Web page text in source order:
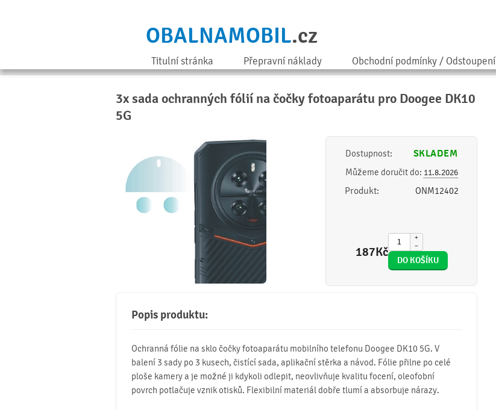
OBALNAMOBIL.cz
Titulní stránka Přepravní náklady Obchodní podmínky / Odstoupení
3x sada ochranných fólií na čočky fotoaparátu pro Doogee DK10
5G
Dostupnost: SKLADEM
Můžeme doručit do: 11.8.2026
Produkt: ONM12402
187Kč
+
−
Popis produktu:
Ochranná fólie na sklo čočky fotoaparátu mobilního telefonu Doogee DK10 5G. V
balení 3 sady po 3 kusech, čistící sada, aplikační stěrka a návod. Fólie přilne po celé
ploše kamery a je možné ji kdykoli odlepit, neovlivňuje kvalitu focení, oleofobní
povrch potlačuje vznik otisků. Flexibilní materiál dobře tlumí a absorbuje nárazy.